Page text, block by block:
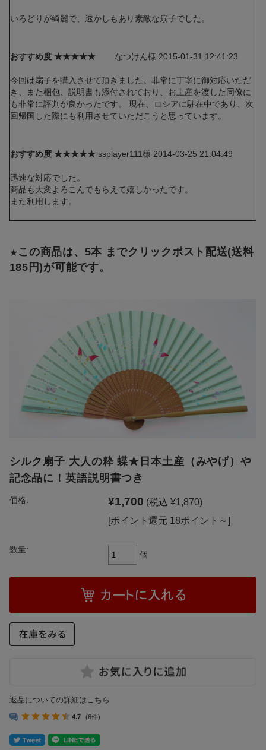
いろどりが綺麗で、透かしもあり素敵な扇子でした。
おすすめ度 ★★★★★なつけん様 2015-01-31 12:41:23
今回は扇子を購入させて頂きました。非常に丁寧に御対応いただ
き、また梱包、説明書も添付されており、お土産を渡した同僚に
も非常に評判が良かったです。 現在、ロシアに駐在中であり、次
回帰国した際にも利用させていただこうと思っています。
おすすめ度 ★★★★★ ssplayer111様 2014-03-25 21:04:49
迅速な対応でした。
商品も大変よろこんでもらえて嬉しかったです。
また利用します。
★この商品は、5本 までクリックポスト配送(送料
185円)が可能です。
シルク扇子 大人の粋 蝶★日本土産（みやげ）や
記念品に！英語説明書つき
価格: ¥1,700 (税込 ¥1,870)
[ポイント還元 18ポイント～]
数量: 個
返品についての詳細はこちら
4.7 (6件)